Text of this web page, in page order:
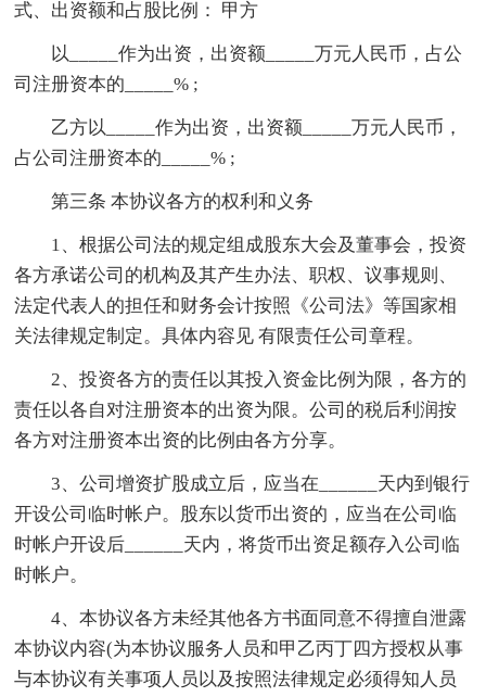
式、出资额和占股比例： 甲方
以_____作为出资，出资额_____万元人民币，占公
司注册资本的_____% ;
乙方以_____作为出资，出资额_____万元人民币，
占公司注册资本的_____% ;
第三条 本协议各方的权利和义务
1、根据公司法的规定组成股东大会及董事会，投资
各方承诺公司的机构及其产生办法、职权、议事规则、
法定代表人的担任和财务会计按照《公司法》等国家相
关法律规定制定。具体内容见 有限责任公司章程。
2、投资各方的责任以其投入资金比例为限，各方的
责任以各自对注册资本的出资为限。公司的税后利润按
各方对注册资本出资的比例由各方分享。
3、公司增资扩股成立后，应当在______天内到银行
开设公司临时帐户。股东以货币出资的，应当在公司临
时帐户开设后______天内，将货币出资足额存入公司临
时帐户。
4、本协议各方未经其他各方书面同意不得擅自泄露
本协议内容(为本协议服务人员和甲乙丙丁四方授权从事
与本协议有关事项人员以及按照法律规定必须得知人员